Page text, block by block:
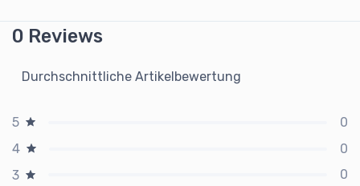
0 Reviews
Durchschnittliche Artikelbewertung
5
0
4
0
3
0